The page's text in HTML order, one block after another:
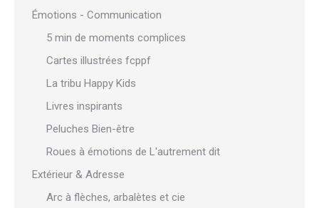
Émotions - Communication
5 min de moments complices
Cartes illustrées fcppf
La tribu Happy Kids
Livres inspirants
Peluches Bien-être
Roues à émotions de L'autrement dit
Extérieur & Adresse
Arc à flèches, arbalètes et cie